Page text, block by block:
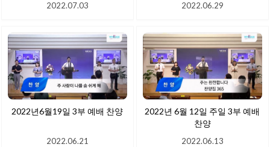
2022.07.03 2022.06.29
2022년6월19일 3부 예배 찬양
2022.06.21
2022년 6월 12일 주일 3부 예배
찬양
2022.06.13